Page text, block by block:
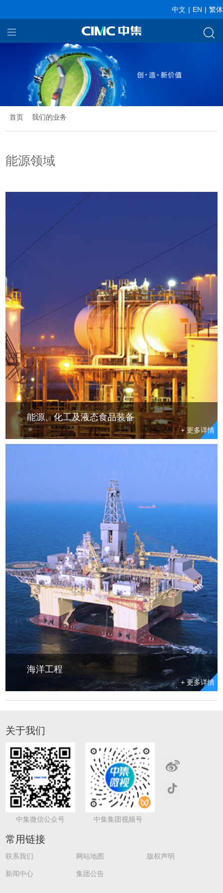
中文 | EN | 繁体
我们的业务
关于中集
新闻中心
投资者关系
首页 我们的业务
能源领域
能源、化工及液态食品装备
备、工程服务及整体解决方案。
+ 更多详情
海洋工程
我们交付的海上石油钻井平台已覆盖全球主流海洋油气
+ 更多详情
关于我们
中集微信公众号 中集集团视频号
常用链接
联系我们 网站地图 版权声明
新闻中心 集团公告